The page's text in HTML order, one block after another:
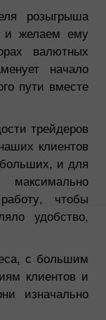
розыгрыша
и желаем ему
валютных
начало
пути вместе
трейдеров
клиентов
и для
чтобы
удобство,
с большим
клиентов и
изначально